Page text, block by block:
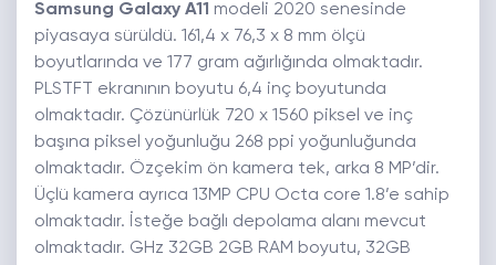
Samsung Galaxy A11 modeli 2020 senesinde
piyasaya sürüldü. 161,4 x 76,3 x 8 mm ölçü
boyutlarında ve 177 gram ağırlığında olmaktadır.
PLSTFT ekranının boyutu 6,4 inç boyutunda
olmaktadır. Çözünürlük 720 x 1560 piksel ve inç
başına piksel yoğunluğu 268 ppi yoğunluğunda
olmaktadır. Özçekim ön kamera tek, arka 8 MP’dir.
Üçlü kamera ayrıca 13MP CPU Octa core 1.8’e sahip
olmaktadır. İsteğe bağlı depolama alanı mevcut
olmaktadır. GHz 32GB 2GB RAM boyutu, 32GB